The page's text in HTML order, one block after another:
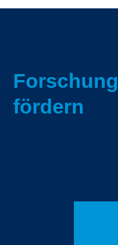
Forschung
fördern